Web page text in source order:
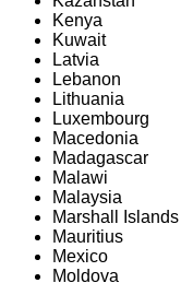
Kenya
Kuwait
Latvia
Lebanon
Lithuania
Luxembourg
Macedonia
Madagascar
Malawi
Malaysia
Marshall Islands
Mauritius
Mexico
Moldova